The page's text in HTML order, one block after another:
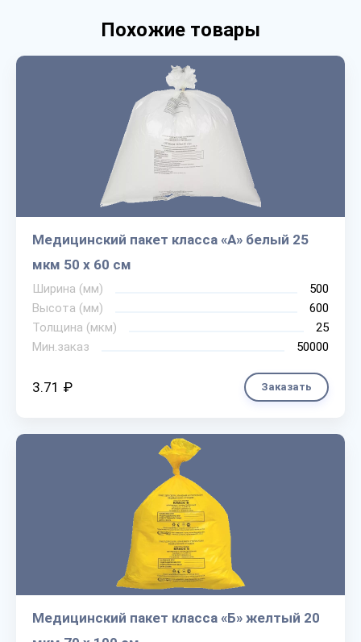
Похожие товары
Медицинский пакет класса «А» белый 25
мкм 50 х 60 см
Ширина (мм)
500
Высота (мм)
600
Толщина (мкм)
25
Мин.заказ
50000
3.71 ₽ Заказать
Медицинский пакет класса «Б» желтый 20